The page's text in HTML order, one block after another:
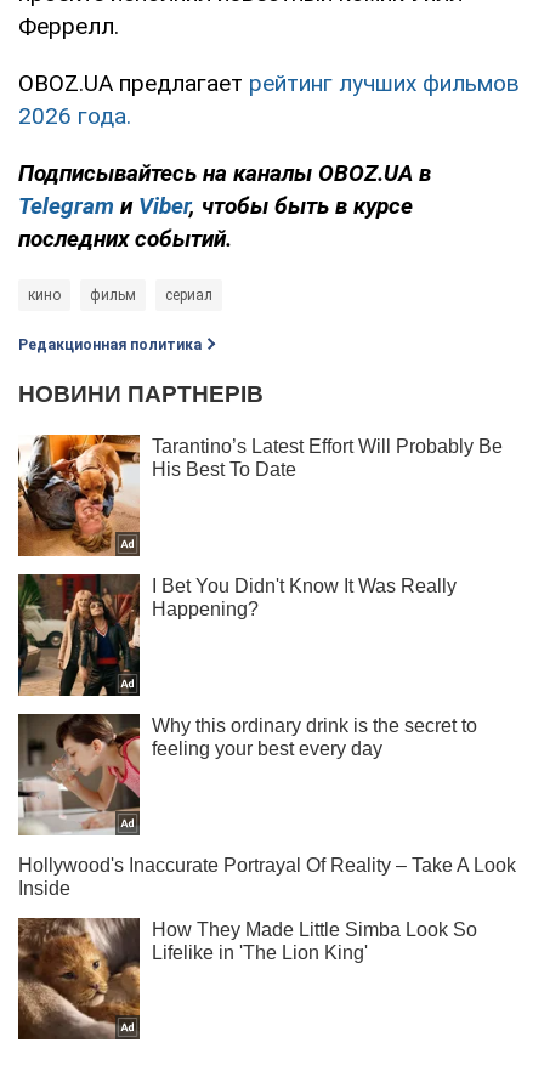
Феррелл.
OBOZ.UA предлагает рейтинг лучших фильмов
2026 года.
Подписывайтесь на каналы OBOZ.UA в
Telegram и Viber, чтобы быть в курсе
последних событий.
кино фильм сериал
Редакционная политика